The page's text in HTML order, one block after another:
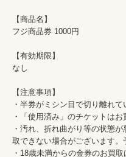
【商品名】
フジ商品券 1000円
【有効期限】
なし
【注意事項】
・半券がミシン目で切り離れ
・「使用済み」のチケットはお
・汚れ、折れ曲がり等の状態
取できない場合がございます。
・18歳未満からの金券のお買取